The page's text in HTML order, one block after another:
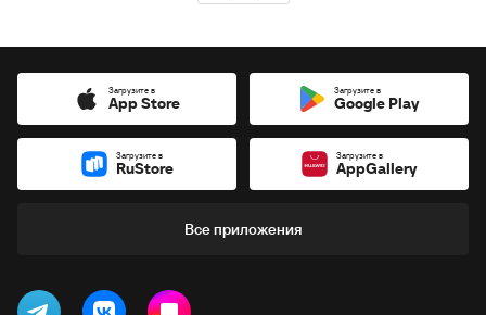
Загрузите в
App Store
Загрузите в
Google Play
Загрузите в
RuStore
Загрузите в
AppGallery
Все приложения